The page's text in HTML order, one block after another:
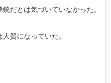
だとは気づいていなかった。
質になっていた。